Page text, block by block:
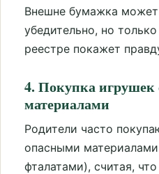
Внешне бумажка может
убедительно, но
реестре покажет
4. Покупка
материалами
Родители часто
опасными
фталатами), считая,